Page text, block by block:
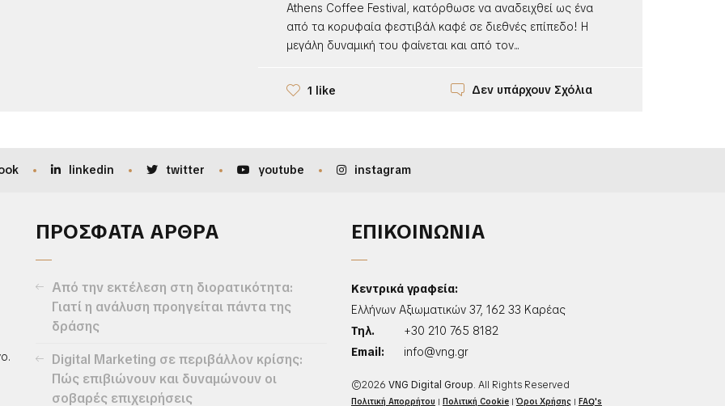
Athens Coffee Festival, κατόρθωσε να αναδειχθεί ως ένα
από τα κορυφαία φεστιβάλ καφέ σε διεθνές επίπεδο! Η
μεγάλη δυναμική του φαίνεται και από τον...
1 like Δεν υπάρχουν Σχόλια
linkedin twitter youtube instagram
ΠΡΟΣΦΑΤΑ ΑΡΘΡΑ
Από την εκτέλεση στη διορατικότητα:
Γιατί η ανάλυση προηγείται πάντα της
δράσης
Digital Marketing σε περιβάλλον κρίσης:
Πώς επιβιώνουν και δυναμώνουν οι
σοβαρές επιχειρήσεις
ΕΠΙΚΟΙΝΩΝΙΑ
Κεντρικά γραφεία:
Ελλήνων Αξιωματικών 37, 162 33 Καρέας
Τηλ.
+30 210 765 8182
Email:
info@vng.gr
©2026 VNG Digital Group. All Rights Reserved
Πολιτική Απορρήτου | Πολιτική Cookie|Όροι Χρήσης| FAQ's